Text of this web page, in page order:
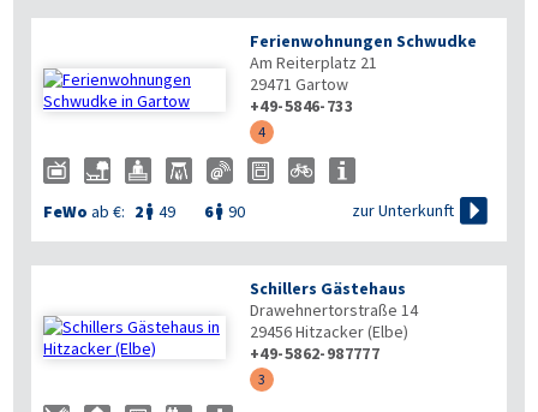
Ferienwohnungen Schwudke
Am Reiterplatz 21
29471 Gartow
+49-5846-733
4
FeWo ab €: 2  49 6 90 zur Unterkunft 
Schillers Gästehaus
Drawehnertorstraße 14
29456Hitzacker (Elbe)
+49-5862-987777
3